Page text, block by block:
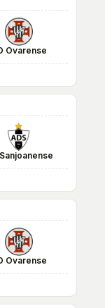
Ovarense
Ovarense